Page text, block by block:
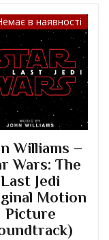
в наявності
Williams –
Wars: The
Last Jedi
Motion
Picture